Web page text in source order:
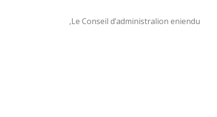
Le Conseil d’administralion eniendu,